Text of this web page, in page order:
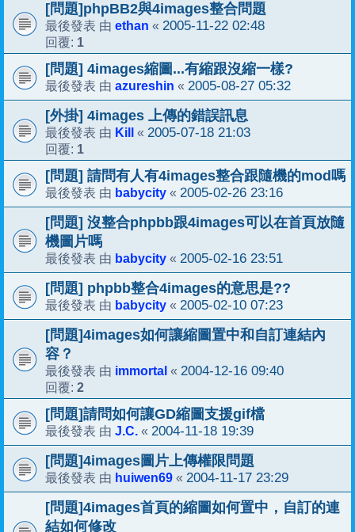
[問題]phpBB2與4images整合問題
最後發表 由 ethan « 2005-11-22 02:48
回覆: 1
[問題] 4images縮圖...有縮跟沒縮一樣?
最後發表 由 azureshin « 2005-08-27 05:32
[外掛] 4images 上傳的錯誤訊息
最後發表 由 Kill « 2005-07-18 21:03
回覆: 1
[問題] 請問有人有4images整合跟隨機的mod嗎
最後發表 由 babycity « 2005-02-26 23:16
[問題] 沒整合phpbb跟4images可以在首頁放隨
機圖片嗎
最後發表 由 babycity « 2005-02-16 23:51
[問題] phpbb整合4images的意思是??
最後發表 由 babycity « 2005-02-10 07:23
[問題]4images如何讓縮圖置中和自訂連結內
容？
最後發表 由 immortal « 2004-12-16 09:40
回覆: 2
[問題]請問如何讓GD縮圖支援gif檔
最後發表 由 J.C. « 2004-11-18 19:39
[問題]4images圖片上傳權限問題
最後發表 由 huiwen69 « 2004-11-17 23:29
[問題]4images首頁的縮圖如何置中，自訂的連
結如何修改